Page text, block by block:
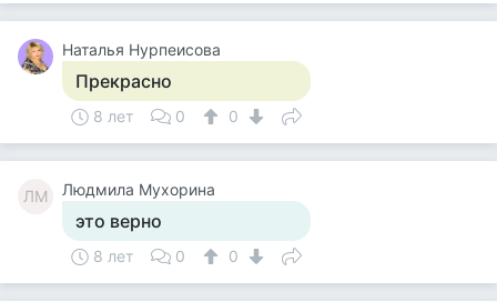
Наталья Нурпеисова
Прекрасно
8 лет 0 0
ЛМ Людмила Мухорина
это верно
8 лет 0 0